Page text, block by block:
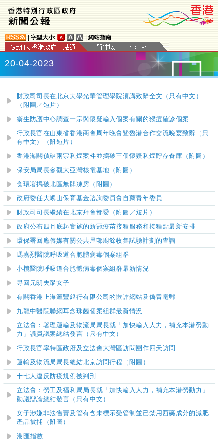
字型大小: 網站指南
20-04-2023
財政司司長在北京大學光華管理學院演講致辭全文（只有中文）
（附圖／短片）
衞生防護中心調查一宗與懷疑輸入個案有關的猴痘確診個案
行政長官在山東省香港商會周年晚會暨魯港合作交流晚宴致辭（只
有中文）（附短片）
香港海關偵破兩宗私煙案件並搗破三個懷疑私煙貯存倉庫（附圖）
保安局局長參觀大亞灣核電基地（附圖）
食環署搗破北區無牌凍房（附圖）
政府委任大嶼山保育基金諮詢委員會自薦青年委員
​財政司司長繼續在北京拜會部委 （附圖 ／短片 ）
政府公布四月底起實施的新冠疫苗接種服務和接種點最新安排
環保署回應傳媒有關公共屋邨廚餘收集試驗計劃的查詢
瑪嘉烈醫院呼吸道合胞體病毒個案組群
小欖醫院呼吸道合胞體病毒個案組群最新情況
尋回元朗失蹤女子
有關香港上海滙豐銀行有限公司的欺詐網站及偽冒電郵
九龍中醫院聯網耳念珠菌個案組群最新情況
立法會：署理運輸及物流局局長就「加快輸入人力，補充本港勞動
力」議員議案總結發言（只有中文）
行政長官率特區政府及立法會大灣區訪問團作四天訪問
運輸及物流局局長總結北京訪問行程（附圖）
十七人違反防疫規例被判刑
立法會：勞工及福利局局長就「加快輸入人力，補充本港勞動力」
動議辯論總結發言（只有中文）
女子涉嫌非法售賣及管有含未標示受管制並已禁用西藥成分的減肥
產品被捕（附圖）
港匯指數